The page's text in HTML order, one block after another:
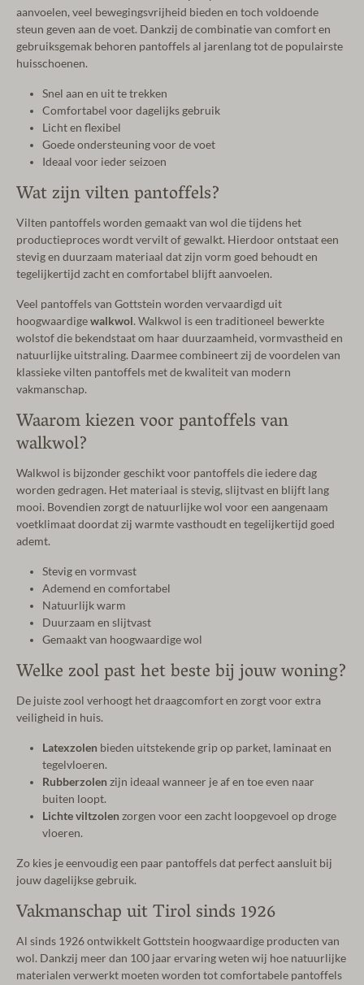
aanvoelen, veel bewegingsvrijheid bieden en toch voldoende
steun geven aan de voet. Dankzij de combinatie van comfort en
gebruiksgemak behoren pantoffels al jarenlang tot de populairste
huisschoenen.
Snel aan en uit te trekken
Comfortabel voor dagelijks gebruik
Licht en flexibel
Goede ondersteuning voor de voet
Ideaal voor ieder seizoen
Wat zijn vilten pantoffels?
Vilten pantoffels worden gemaakt van wol die tijdens het
productieproces wordt vervilt of gewalkt. Hierdoor ontstaat een
stevig en duurzaam materiaal dat zijn vorm goed behoudt en
tegelijkertijd zacht en comfortabel blijft aanvoelen.
Veel pantoffels van Gottstein worden vervaardigd uit
hoogwaardigewalkwol. Walkwol is een traditioneel bewerkte
wolstof die bekendstaat om haar duurzaamheid, vormvastheid en
natuurlijke uitstraling. Daarmee combineert zij de voordelen van
klassieke vilten pantoffels met de kwaliteit van modern
vakmanschap.
Waarom kiezen voor pantoffels van
walkwol?
Walkwol is bijzonder geschikt voor pantoffels die iedere dag
worden gedragen. Het materiaal is stevig, slijtvast en blijft lang
mooi. Bovendien zorgt de natuurlijke wol voor een aangenaam
voetklimaat doordat zij warmte vasthoudt en tegelijkertijd goed
ademt.
Stevig en vormvast
Ademend en comfortabel
Natuurlijk warm
Duurzaam en slijtvast
Gemaakt van hoogwaardige wol
Welke zool past het beste bij jouw woning?
De juiste zool verhoogt het draagcomfort en zorgt voor extra
veiligheid in huis.
Latexzolen bieden uitstekende grip op parket, laminaat en
tegelvloeren.
Rubberzolen zijn ideaal wanneer je af en toe even naar
buiten loopt.
Lichte viltzolen zorgen voor een zacht loopgevoel op droge
vloeren.
Zo kies je eenvoudig een paar pantoffels dat perfect aansluit bij
jouw dagelijkse gebruik.
Vakmanschap uit Tirol sinds 1926
Al sinds 1926 ontwikkelt Gottstein hoogwaardige producten van
wol. Dankzij meer dan 100 jaar ervaring weten wij hoe natuurlijke
materialen verwerkt moeten worden tot comfortabele pantoffels